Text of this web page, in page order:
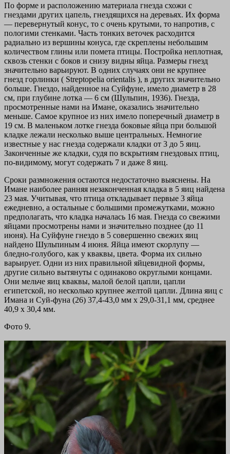
По форме и расположению материала гнезда схожи с
гнездами других цапель, гнездящихся на деревьях. Их форма
— перевернутый конус, то с очень крутыми, то напротив, с
пологими стенками. Часть тонких веточек расходится
радиально из вершины конуса, где скреплены небольшим
количеством глины или помета птицы. Постройка неплотная,
сквозь стенки с боков и снизу видны яйца. Размеры гнезд
значительно варьируют. В одних случаях они не крупнее
гнезд горлинки ( Streptopelia orientalis ), в других значительно
больше. Гнездо, найденное на Суйфуне, имело диаметр в 28
см, при глубине лотка — 6 см (Шульпин, 1936). Гнезда,
просмотренные нами на Имане, оказались значительно
меньше. Самое крупное из них имело поперечный диаметр в
19 см. В маленьком лотке гнезда боковые яйца при большой
кладке лежали несколько выше центральных. Немногие
известные у нас гнезда содержали кладки от 3 до 5 яиц.
Законченные же кладки, судя по вскрытиям гнездовых птиц,
по-видимому, могут содержать 7 и даже 8 яиц.
Сроки размножения остаются недостаточно выяснены. На
Имане наиболее ранняя незаконченная кладка в 5 яиц найдена
23 мая. Учитывая, что птица откладывает первые 3 яйца
ежедневно, а остальные с большими промежутками, можно
предполагать, что кладка началась 16 мая. Гнезда со свежими
яйцами просмотрены нами и значительно позднее (до 11
июня). На Суйфуне гнездо в 5 совершенно свежих яиц
найдено Шульпиным 4 июня. Яйца имеют скорлупу —
бледно-голубого, как у кваквы, цвета. Форма их сильно
варьирует. Одни из них правильной яйцевидной формы,
другие сильно вытянуты с одинаково округлыми концами.
Они мельче яиц кваквы, малой белой цапли, цапли
египетской, но несколько крупнее желтой цапли. Длина яиц с
Имана и Суй-фуна (26) 37,4-43,0 мм х 29,0-31,1 мм, среднее
40,9 х 30,4 мм.
Фото 9.